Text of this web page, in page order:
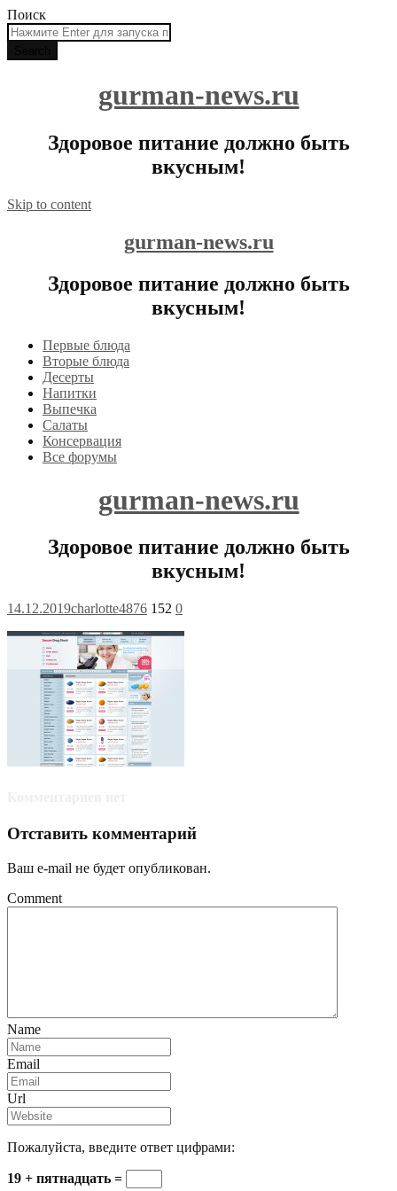
Поиск
gurman-news.ru
Здоровое питание должно быть
вкусным!
Skip to content
gurman-news.ru
Здоровое питание должно быть
вкусным!
Первые блюда
Вторые блюда
Десерты
Напитки
Выпечка
Салаты
Консервация
Все форумы
gurman-news.ru
Здоровое питание должно быть
вкусным!
14.12.2019charlotte4876 152 0
Отставить комментарий
Ваш e-mail не будет опубликован.
Comment
Name
Email
Url
Пожалуйста, введите ответ цифрами:
19 + пятнадцать =